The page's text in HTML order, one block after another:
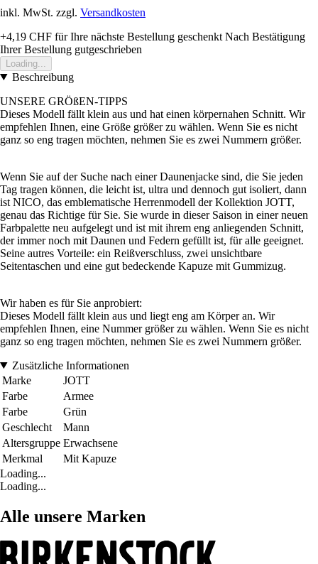
inkl. MwSt. zzgl. Versandkosten
+4,19 CHF für Ihre nächste Bestellung geschenkt Nach Bestätigung
Ihrer Bestellung gutgeschrieben
Loading...
Beschreibung
UNSERE GRÖßEN-TIPPS
Dieses Modell fällt klein aus und hat einen körpernahen Schnitt. Wir
empfehlen Ihnen, eine Größe größer zu wählen. Wenn Sie es nicht
ganz so eng tragen möchten, nehmen Sie es zwei Nummern größer.
Wenn Sie auf der Suche nach einer Daunenjacke sind, die Sie jeden
Tag tragen können, die leicht ist, ultra und dennoch gut isoliert, dann
ist NICO, das emblematische Herrenmodell der Kollektion JOTT,
genau das Richtige für Sie. Sie wurde in dieser Saison in einer neuen
Farbpalette neu aufgelegt und ist mit ihrem eng anliegenden Schnitt,
der immer noch mit Daunen und Federn gefüllt ist, für alle geeignet.
Seine autres Vorteile: ein Reißverschluss, zwei unsichtbare
Seitentaschen und eine gut bedeckende Kapuze mit Gummizug.
Wir haben es für Sie anprobiert:
Dieses Modell fällt klein aus und liegt eng am Körper an. Wir
empfehlen Ihnen, eine Nummer größer zu wählen. Wenn Sie es nicht
ganz so eng tragen möchten, nehmen Sie es zwei Nummern größer.
Zusätzliche Informationen
Marke
JOTT
Farbe
Armee
Farbe
Grün
Geschlecht
Mann
Altersgruppe Erwachsene
Merkmal
Mit Kapuze
Loading...
Loading...
Alle unsere Marken